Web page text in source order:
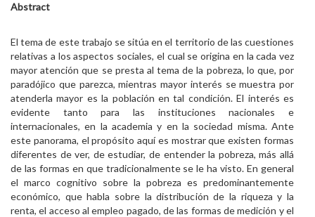
Abstract
El tema de este trabajo se sitúa en el territorio de las cuestiones
relativas a los aspectos sociales, el cual se origina en la cada vez
mayor atención que se presta al tema de la pobreza, lo que, por
paradójico que parezca, mientras mayor interés se muestra por
atenderla mayor es la población en tal condición. El interés es
evidente tanto para las instituciones nacionales e
internacionales, en la academia y en la sociedad misma. Ante
este panorama, el propósito aquí es mostrar que existen formas
diferentes de ver, de estudiar, de entender la pobreza, más allá
de las formas en que tradicionalmente se le ha visto. En general
el marco cognitivo sobre la pobreza es predominantemente
económico, que habla sobre la distribución de la riqueza y la
renta, el acceso al empleo pagado, de las formas de medición y el